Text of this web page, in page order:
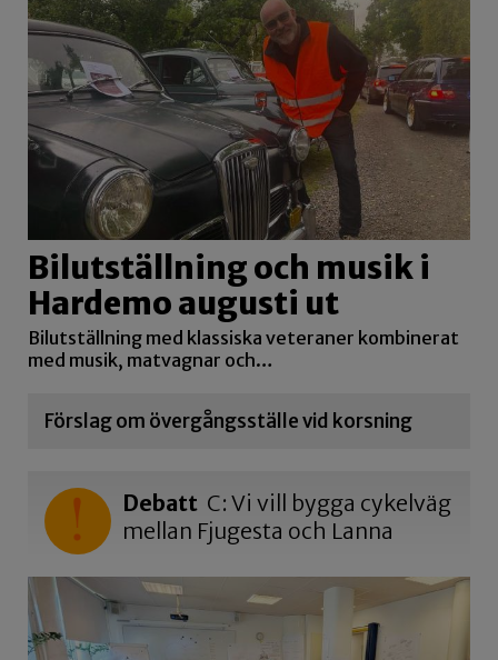
Bilutställning och musik i
Hardemo augusti ut
Bilutställning med klassiska veteraner kombinerat
med musik, matvagnar och…
Förslag om övergångsställe vid korsning
Debatt C: Vi vill bygga cykelväg
mellan Fjugesta och Lanna